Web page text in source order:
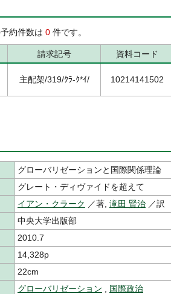
約件数は 0 件です。
請求記号 資料コード
主配架/319/ｸﾗ-ｸ*ｲ/ 10214141502
グローバリゼーションと国際関係理論
グレート・ディヴァイドを超えて
イアン・クラーク ／著, 滝田 賢治 ／訳
中央大学出版部
2010.7
14,328p
22cm
グローバリゼーション
国際政治